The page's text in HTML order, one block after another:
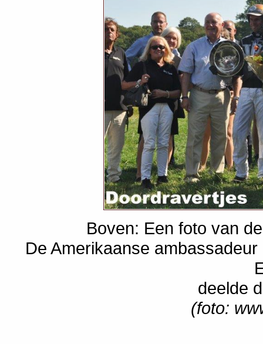
Boven: Een foto van
De Amerikaanse
deelde
(foto: